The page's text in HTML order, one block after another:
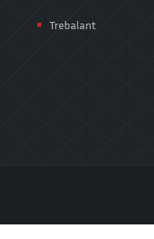
Trebalant